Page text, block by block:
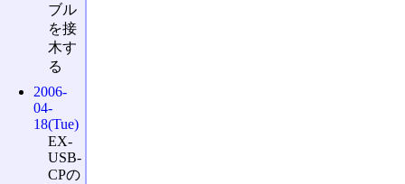
ブル
を接
木す
る
2006-
04-
18(Tue)
EX-
USB-
CPの